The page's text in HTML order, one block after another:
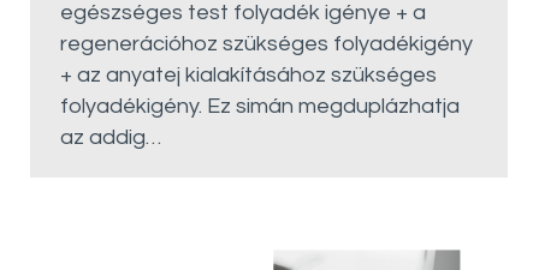
egészséges test folyadék igénye + a
regenerációhoz szükséges folyadékigény
+ az anyatej kialakításához szükséges
folyadékigény. Ez simán megduplázhatja
az addig…